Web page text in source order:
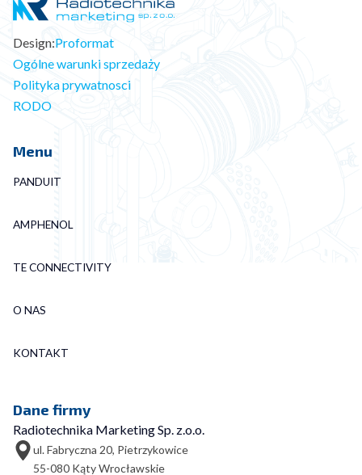
Design:Proformat
Ogólne warunki sprzedaży
Polityka prywatnosci
RODO
Menu
PANDUIT
AMPHENOL
TE CONNECTIVITY
O NAS
KONTAKT
Dane firmy
Radiotechnika Marketing Sp. z.o.o.
ul. Fabryczna 20, Pietrzykowice
55-080 Kąty Wrocławskie